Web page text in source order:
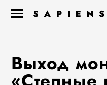
Выход